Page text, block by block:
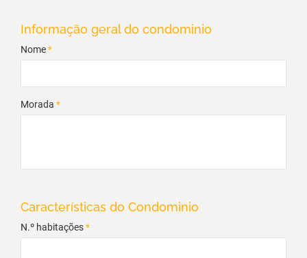
Informação geral do condominio
Nome*
Morada *
Características do Condominio
N.º habitações*